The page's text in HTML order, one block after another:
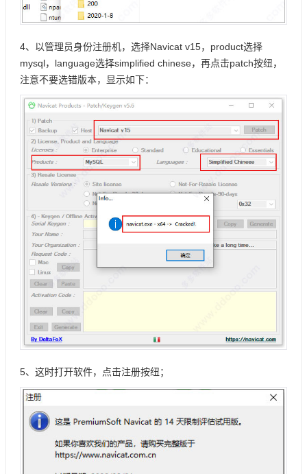
4、以管理员身份注册机，选择Navicat v15，product选择
mysql，language选择simplified chinese，再点击patch按纽，
注意不要选错版本，显示如下：
5、这时打开软件，点击注册按纽；